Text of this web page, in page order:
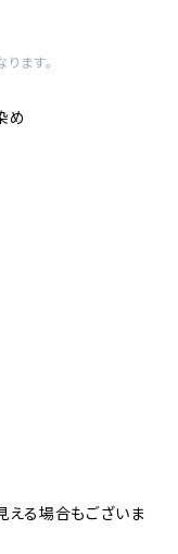
ます。
め
る場合もございま